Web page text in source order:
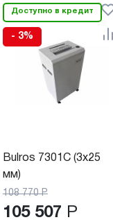
Доступно в кредит
- 3%
Bulros 7301C (3x25
мм)
108 770 Р
105 507 Р